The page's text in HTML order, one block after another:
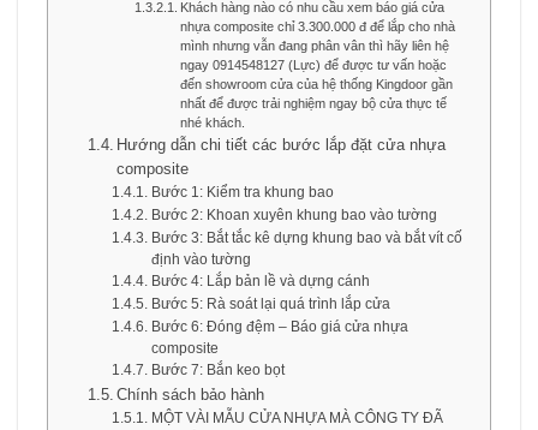
Khách hàng nào có nhu cầu xem báo giá cửa
nhựa composite chỉ 3.300.000 đ để lắp cho nhà
mình nhưng vẫn đang phân vân thì hãy liên hệ
ngay 0914548127 (Lực) để được tư vấn hoặc
đến showroom cửa của hệ thống Kingdoor gần
nhất để được trải nghiệm ngay bộ cửa thực tế
nhé khách.
Hướng dẫn chi tiết các bước lắp đặt cửa nhựa
composite
Bước 1: Kiểm tra khung bao
Bước 2: Khoan xuyên khung bao vào tường
Bước 3: Bắt tắc kê dựng khung bao và bắt vít cố
định vào tường
Bước 4: Lắp bản lề và dựng cánh
Bước 5: Rà soát lại quá trình lắp cửa
Bước 6: Đóng đệm – Báo giá cửa nhựa
composite
Bước 7: Bắn keo bọt
Chính sách bảo hành
MỘT VÀI MẪU CỬA NHỰA MÀ CÔNG TY ĐÃ